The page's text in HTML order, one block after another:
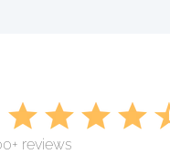
reviews